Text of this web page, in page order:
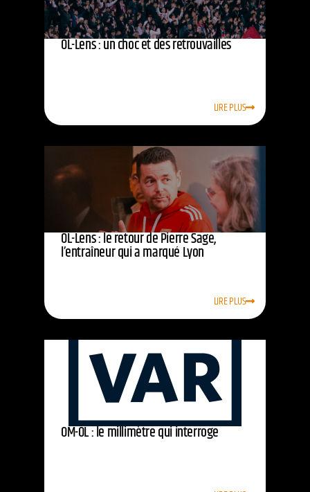
OL-Lens : un choc et des retrouvailles
LIRE PLUS
OL-Lens : le retour de Pierre Sage,
l’entraîneur qui a marqué Lyon
LIRE PLUS
OM-OL : le millimètre qui interroge